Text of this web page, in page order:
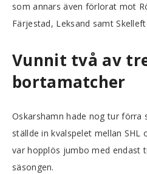
som annars även förlorat mot
Färjestad, Leksand samt
Vunnit två av
bortamatcher
Oskarshamn hade nog tur förra
ställde in kvalspelet mellan SHL
var hopplös jumbo med endast
säsongen.